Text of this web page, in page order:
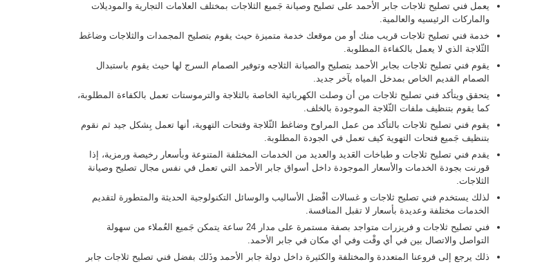
يعمل فني تصليح ثلاجات جابر الأحمد على تصليح وصيانة جَميع الثلاجات بمختلف العلامات التجارية والموديلات
والماركات الرئيسيه والعالمية.
خدمة فني تصليح ثلاجات قريب منك أو من موقعك خدمة متميزة حيث يقوم بتصليح المجمدات والثلاجات وضاغط
الثّلاجة الذي لا يعمل بالكفاءة المطلوبة.
يقوم فني تصليح ثلاجات بجابر الأحمد بتصليح والصيانة الثلاجه وتوفير الصمام السرج لها حيث يقوم باستبدال
الصمام القديم الخاص بمدخل المياه بآخر جديد.
يتحقق ويتأكد فني تصليح ثلاجات من أن وصلت الكهربائية الخاصة بالثلاجة والترموستات تعمل بالكفاءة المطلوبة،
كما يقوم بتنظيف ملفات الثّلاجة الموجودة بالخلف.
يقوم فني تصليح ثلاجات بالتأكد من عمل المراوح وضاغط الثّلاجة وفتحات التهوية، أنها تعمل بِشكل جيد ثم نقوم
بتنظيف جَميع فتحات التهوية كيف تعمل في الجودة المطلوبة.
يقدم فني تصليح ثلاجات و طباخات العَديد والعديد من الخدمات المختلفة المتنوعة وبأسعار رخيصة ورمزية، إذا
قورنت بجودة الخدمات والأسعار الموجودة داخل أسواق جابر الأحمد التي تعمل في نفس مجال تصليح وصيانة
الثلاجات.
لذلك يستخدم فني تصليح ثلاجات و غسالات أفْضل الأساليب والوسائل التكنولوجية الحديثة والمتطورة لتقديم
الخدمات مختلفة وعديدة بأسعار لا تقبل المنافسة.
فني تصليح ثلاجات و فريزرات متواجد بصفة مستمرة على مدار 24 ساعة يتمكن جَميع العُملاء من سهولة
التواصل والاتصال بين في أي وقْت وفي أي مكان في جابر الأحمد.
ذلك يرجع إلى فروعنا المتعددة والمختلفة والكثيرة داخل دولة جابر الأحمد وذَلك بفضل فني تصليح ثلاجات جابر